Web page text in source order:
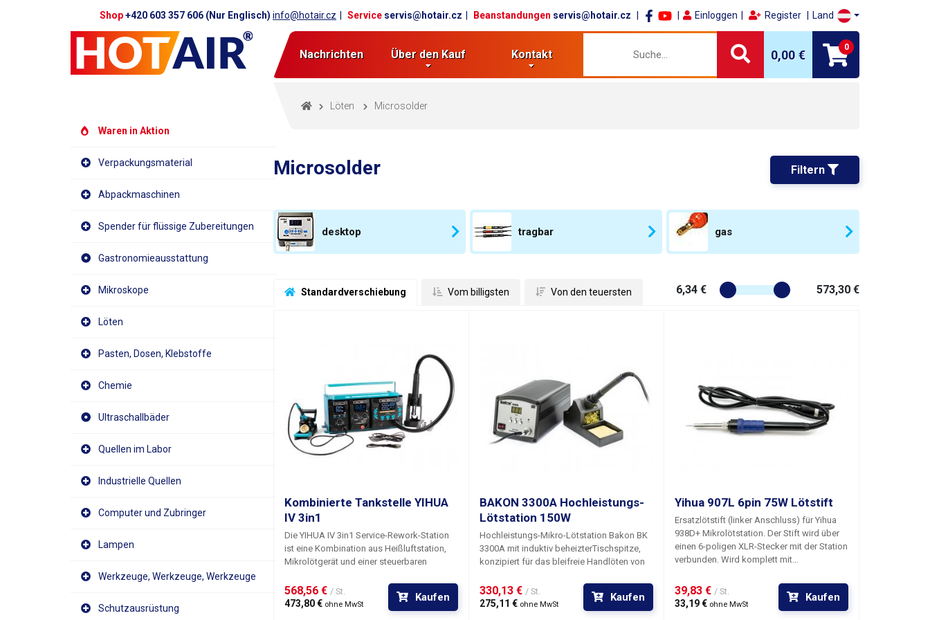
Shop+420 603 357 606 (Nur Englisch)info@hotair.cz Service servis@hotair.cz Beanstandungen servis@hotair.cz Einloggen Register Land
Nachrichten Über den Kauf Kontakt 0,00 €
0
Waren in Aktion
Verpackungsmaterial
Abpackmaschinen
Spender für flüssige Zubereitungen
Gastronomieausstattung
Mikroskope
Löten
Pasten, Dosen, Klebstoffe
Chemie
Ultraschallbäder
Quellen im Labor
Industrielle Quellen
Computer und Zubringer
Lampen
Werkzeuge, Werkzeuge, Werkzeuge
Schutzausrüstung
Löten Microsolder
Microsolder Filtern
desktop tragbar gas
Standardverschiebung Vom billigsten Von den teuersten 6,34 € 573,30 €
Kombinierte Tankstelle YIHUA
IV 3in1
Die YIHUA IV 3in1 Service-Rework-Station
ist eine Kombination aus Heißluftstation,
Mikrolötgerät und einer steuerbaren
besteht aus drei separaten Modulen
(Heißluftstation, Mikrolötstation und
Stromversorgung). Die Module sind in
568,56 € / St.
473,80 € ohne MwSt
Kaufen
BAKON 3300A Hochleistungs-
Lötstation 150W
Hochleistungs-Mikro-Lötstation Bakon BK
3300Amit induktiv beheizterTischspitze,
konzipiert für das bleifreie Handlöten von
Dank ihres fortschrittlichen technischen
Designs kann die Station mit einem
Vielfachen teurerer Modelle von Herstellern
330,13 € / St.
275,11 € ohne MwSt
Kaufen
Yihua 907L 6pin 75W Lötstift
Ersatzlötstift (linker Anschluss) für Yihua
938D+ Mikrolötstation. Der Stift wird über
einen 6-poligen XLR-Stecker mit der Station
verbunden. Wird komplett mit
Yihua 938D+ werden zwei verschiedene
Lötstifte für den linken und rechten
Anschluss verwendet. Die Stifte haben
39,83 € / St.
33,19 € ohne MwSt
Kaufen